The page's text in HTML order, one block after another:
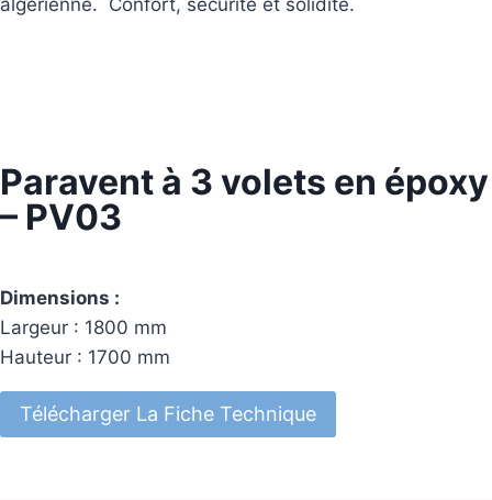
algérienne. Confort, sécurité et solidité.
Paravent à 3 volets en époxy
– PV03
Dimensions :
Largeur : 1800 mm
Hauteur : 1700 mm
Télécharger La Fiche Technique